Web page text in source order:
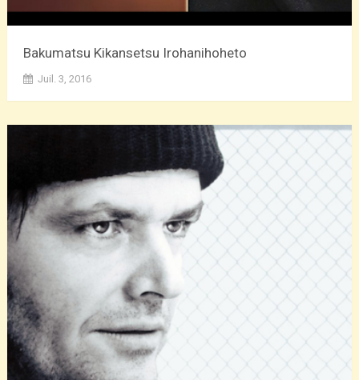
Bakumatsu Kikansetsu Irohanihoheto
Juil. 3, 2016